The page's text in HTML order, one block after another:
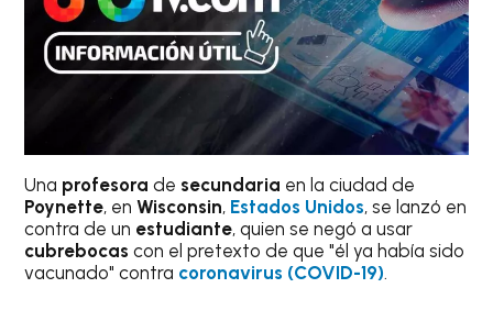
Una profesora de secundaria en la ciudad de
Poynette, enWisconsin, Estados Unidos, se lanzó en
contra de un estudiante, quien se negó a usar
cubrebocascon el pretexto de que "él ya había sido
vacunado" contra coronavirus (COVID-19).